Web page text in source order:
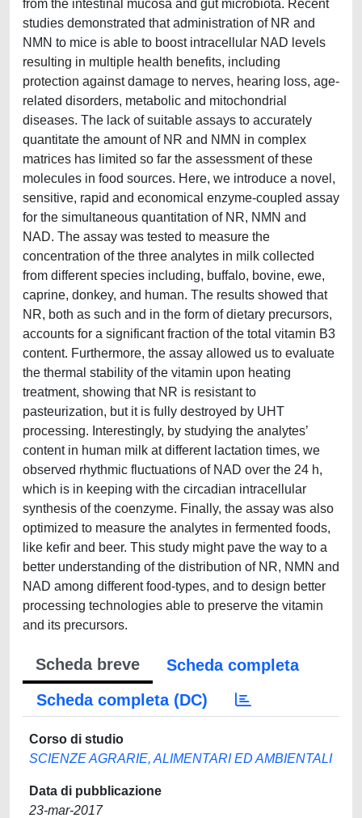
from the intestinal mucosa and gut microbiota. Recent
studies demonstrated that administration of NR and
NMN to mice is able to boost intracellular NAD levels
resulting in multiple health benefits, including
protection against damage to nerves, hearing loss, age-
related disorders, metabolic and mitochondrial
diseases. The lack of suitable assays to accurately
quantitate the amount of NR and NMN in complex
matrices has limited so far the assessment of these
molecules in food sources. Here, we introduce a novel,
sensitive, rapid and economical enzyme-coupled assay
for the simultaneous quantitation of NR, NMN and
NAD. The assay was tested to measure the
concentration of the three analytes in milk collected
from different species including, buffalo, bovine, ewe,
caprine, donkey, and human. The results showed that
NR, both as such and in the form of dietary precursors,
accounts for a significant fraction of the total vitamin B3
content. Furthermore, the assay allowed us to evaluate
the thermal stability of the vitamin upon heating
treatment, showing that NR is resistant to
pasteurization, but it is fully destroyed by UHT
processing. Interestingly, by studying the analytes’
content in human milk at different lactation times, we
observed rhythmic fluctuations of NAD over the 24 h,
which is in keeping with the circadian intracellular
synthesis of the coenzyme. Finally, the assay was also
optimized to measure the analytes in fermented foods,
like kefir and beer. This study might pave the way to a
better understanding of the distribution of NR, NMN and
NAD among different food-types, and to design better
processing technologies able to preserve the vitamin
and its precursors.
Scheda breve
Scheda completa
Scheda completa (DC)
Corso di studio
SCIENZE AGRARIE, ALIMENTARI ED AMBIENTALI
Data di pubblicazione
23-mar-2017